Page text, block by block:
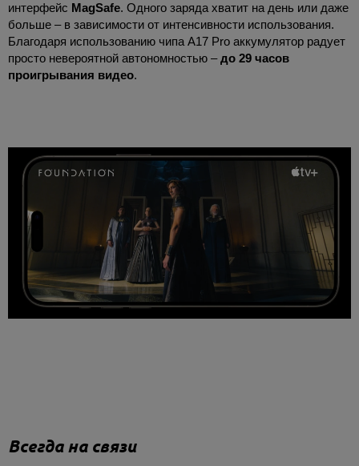
интерфейс MagSafe. Одного заряда хватит на день или даже
больше – в зависимости от интенсивности использования.
Благодаря использованию чипа A17 Pro аккумулятор радует
просто невероятной автономностью –до 29 часов
проигрывания видео.
Всегда на связи